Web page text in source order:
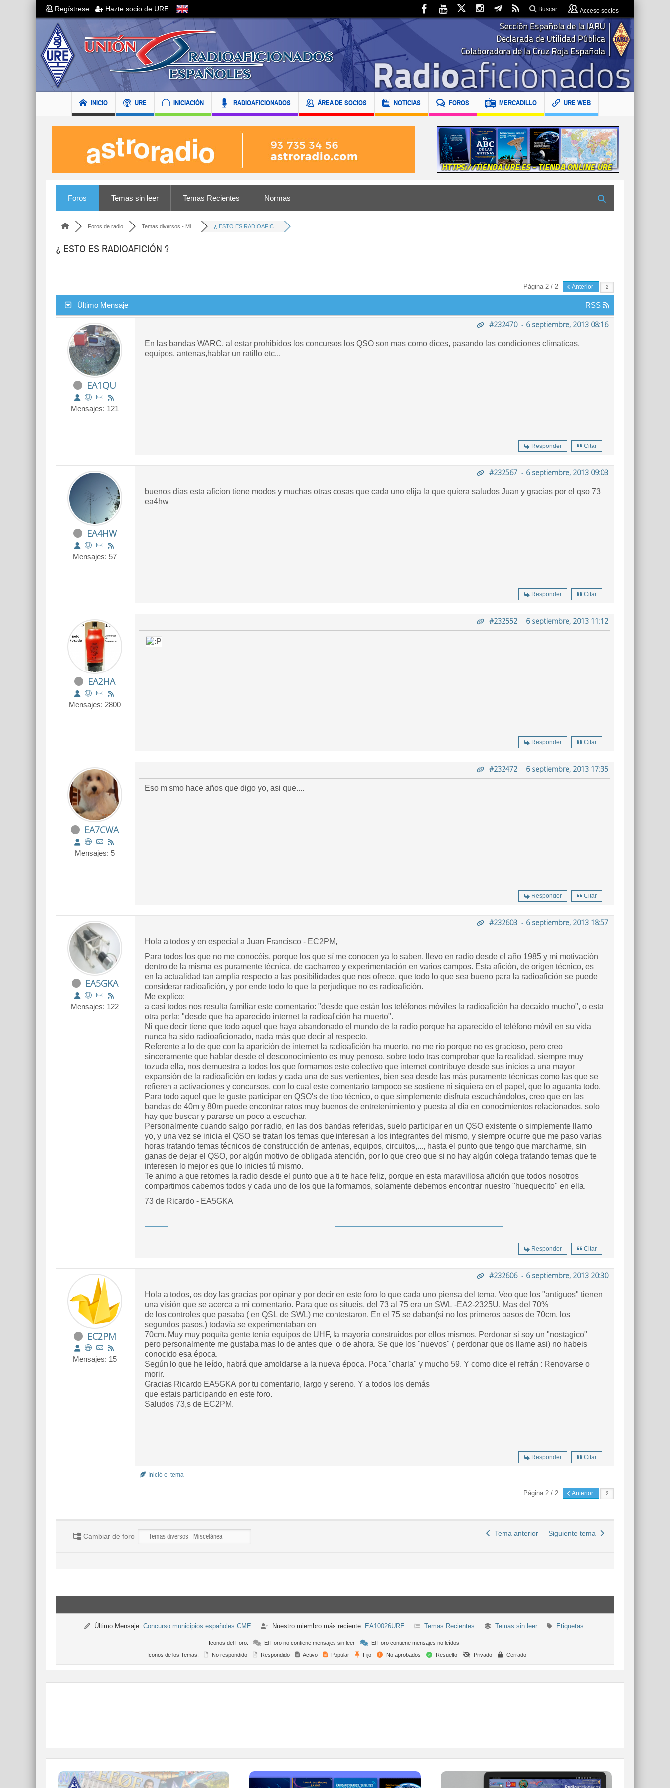
Regístrese Hazte socio de URE Buscar Acceso socios
INICIO URE INICIACIÓN RADIOAFICIONADOS ÁREA DE SOCIOS NOTICIAS FOROS MERCADILLO URE WEB
Foros Temas sin leer Temas Recientes Normas
Foros de radio Temas diversos - Mi... ¿ ESTO ES RADIOAFIC...
¿ ESTO ES RADIOAFICIÓN ?
Página 2 / 2 Anterior
Último Mensaje RSS
EA1QU
Mensajes: 121
#232470- 6 septiembre, 2013 08:16
En las bandas WARC, al estar prohibidos los concursos los QSO son mas como dices, pasando las condiciones climaticas,
equipos, antenas,hablar un ratillo etc...
Responder Citar
EA4HW
Mensajes: 57
#232567 - 6 septiembre, 2013 09:03
buenos dias esta aficion tiene modos y muchas otras cosas que cada uno elija la que quiera saludos Juan y gracias por el qso 73
ea4hw
Responder Citar
EA2HA
Mensajes: 2800
#232552 - 6 septiembre, 2013 11:12
Responder Citar
EA7CWA
Mensajes: 5
#232472 - 6 septiembre, 2013 17:35
Eso mismo hace años que digo yo, asi que....
Responder Citar
EA5GKA
Mensajes: 122
#232603 - 6 septiembre, 2013 18:57
Hola a todos y en especial a Juan Francisco - EC2PM,
Para todos los que no me conocéis, porque los que sí me conocen ya lo saben, llevo en radio desde el año 1985 y mi motivación
dentro de la misma es puramente técnica, de cacharreo y experimentación en varios campos. Esta afición, de origen técnico, es
en la actualidad tan amplia respecto a las posibilidades que nos ofrece, que todo lo que sea bueno para la radioafición se puede
considerar radioafición, y por ende todo lo que la perjudique no es radioafición.
Me explico:
a casi todos nos resulta familiar este comentario: "desde que están los teléfonos móviles la radioafición ha decaído mucho", o esta
otra perla: "desde que ha aparecido internet la radioafición ha muerto".
Ni que decir tiene que todo aquel que haya abandonado el mundo de la radio porque ha aparecido el teléfono móvil en su vida
nunca ha sido radioaficionado, nada más que decir al respecto.
Referente a lo de que con la aparición de internet la radioafición ha muerto, no me río porque no es gracioso, pero creo
sinceramente que hablar desde el desconocimiento es muy penoso, sobre todo tras comprobar que la realidad, siempre muy
tozuda ella, nos demuestra a todos los que formamos este colectivo que internet contribuye desde sus inicios a una mayor
expansión de la radioafición en todas y cada una de sus vertientes, bien sea desde las más puramente técnicas como las que se
refieren a activaciones y concursos, con lo cual este comentario tampoco se sostiene ni siquiera en el papel, que lo aguanta todo.
Para todo aquel que le guste participar en QSO's de tipo técnico, o que simplemente disfruta escuchándolos, creo que en las
bandas de 40m y 80m puede encontrar ratos muy buenos de entretenimiento y puesta al día en conocimientos relacionados, solo
hay que buscar y pararse un poco a escuchar.
Personalmente cuando salgo por radio, en las dos bandas referidas, suelo participar en un QSO existente o simplemente llamo
yo, y una vez se inicia el QSO se tratan los temas que interesan a los integrantes del mismo, y siempre ocurre que me paso varias
horas tratando temas técnicos de construcción de antenas, equipos, circuitos,..., hasta el punto que tengo que marcharme, sin
ganas de dejar el QSO, por algún motivo de obligada atención, por lo que creo que si no hay algún colega tratando temas que te
interesen lo mejor es que lo inicies tú mismo.
Te animo a que retomes la radio desde el punto que a ti te hace feliz, porque en esta maravillosa afición que todos nosotros
compartimos cabemos todos y cada uno de los que la formamos, solamente debemos encontrar nuestro "huequecito" en ella.
73 de Ricardo - EA5GKA
Responder Citar
EC2PM
Mensajes: 15
#232606- 6 septiembre, 2013 20:30
Hola a todos, os doy las gracias por opinar y por decir en este foro lo que cada uno piensa del tema. Veo que los "antiguos" tienen
una visión que se acerca a mi comentario. Para que os situeis, del 73 al 75 era un SWL -EA2-2325U. Mas del 70%
de los controles que pasaba ( en QSL de SWL) me contestaron. En el 75 se daban(si no los primeros pasos de 70cm, los
segundos pasos.) todavía se experimentaban en
70cm. Muy muy poquíta gente tenia equipos de UHF, la mayoría construidos por ellos mismos. Perdonar si soy un "nostagico"
pero personalmente me gustaba mas lo de antes que lo de ahora. Se que los "nuevos" ( perdonar que os llame asi) no habeis
conocido esa época.
Según lo que he leído, habrá que amoldarse a la nueva época. Poca "charla" y mucho 59. Y como dice el refrán : Renovarse o
morir.
Gracias Ricardo EA5GKA por tu comentario, largo y sereno. Y a todos los demás
que estais participando en este foro.
Saludos 73,s de EC2PM.
Responder Citar
Inició el tema
Página 2 / 2 Anterior
Cambiar de foro Tema anterior Siguiente tema
Último Mensaje: Concurso municipios españoles CME Nuestro miembro más reciente: EA10026URE Temas Recientes Temas sin leer Etiquetas
Iconos del Foro: El Foro no contiene mensajes sin leer
El Foro contiene mensajes no leídos
Iconos de los Temas:
No respondido Respondido Activo Popular Fijo No aprobados Resuelto Privado Cerrado